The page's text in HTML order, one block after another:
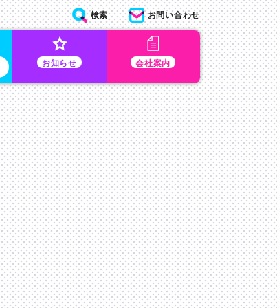
お知らせ 会社案内
検索 お問い合わせ